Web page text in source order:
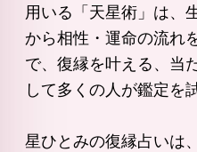
用いる「天星術」は、
から相性・運命の流れ
で、復縁を叶える、当
して多くの人が鑑定を
星ひとみの復縁占いは